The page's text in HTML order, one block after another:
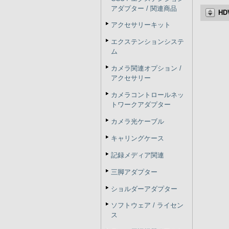
アダプター / 関連商品
アクセサリーキット
エクステンションシステ
ム
カメラ関連オプション /
アクセサリー
カメラコントロールネッ
トワークアダプター
カメラ光ケーブル
キャリングケース
記録メディア関連
三脚アダプター
ショルダーアダプター
ソフトウェア / ライセン
ス